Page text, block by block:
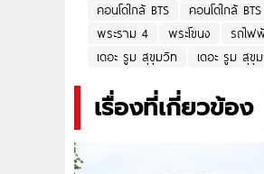
คอนโดใกล้ BTS
คอนโดใกล้
พระราม 4
พระโขนง รถไฟ
เดอะ รูม สุขุมวิท
เดอะ รูม สุขุ
เรื่องที่เกี่ยวข้อง